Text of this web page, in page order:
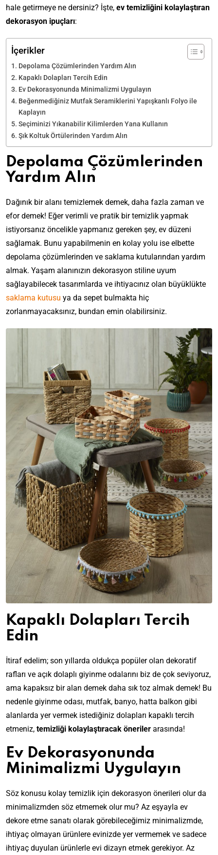
hale getirmeye ne dersiniz? İşte, ev temizliğini kolaylaştıran
dekorasyon ipuçları:
İçerikler
Depolama Çözümlerinden Yardım Alın
Kapaklı Dolapları Tercih Edin
Ev Dekorasyonunda Minimalizmi Uygulayın
Beğenmediğiniz Mutfak Seramiklerini Yapışkanlı Folyo ile
Kaplayın
Seçiminizi Yıkanabilir Kilimlerden Yana Kullanın
Şık Koltuk Örtülerinden Yardım Alın
Depolama Çözümlerinden
Yardım Alın
Dağınık bir alanı temizlemek demek, daha fazla zaman ve
efor demek! Eğer verimli ve pratik bir temizlik yapmak
istiyorsanız öncelikle yapmanız gereken şey, ev düzeni
sağlamak. Bunu yapabilmenin en kolay yolu ise elbette
depolama çözümlerinden ve saklama kutularından yardım
almak. Yaşam alanınızın dekorasyon stiline uyum
sağlayabilecek tasarımlarda ve ihtiyacınız olan büyüklükte
saklama kutusu ya da sepet bulmakta hiç
zorlanmayacaksınız, bundan emin olabilirsiniz.
Kapaklı Dolapları Tercih
Edin
İtiraf edelim; son yıllarda oldukça popüler olan dekoratif
rafları ve açık dolaplı giyinme odalarını biz de çok seviyoruz,
ama kapaksız bir alan demek daha sık toz almak demek! Bu
nedenle giyinme odası, mutfak, banyo, hatta balkon gibi
alanlarda yer vermek istediğiniz dolapları kapaklı tercih
etmeniz, temizliği kolaylaştıracak öneriler arasında!
Ev Dekorasyonunda
Minimalizmi Uygulayın
Söz konusu kolay temizlik için dekorasyon önerileri olur da
minimalizmden söz etmemek olur mu? Az eşyayla ev
dekore etme sanatı olarak görebileceğimiz minimalizmde,
ihtiyaç olmayan ürünlere evinizde yer vermemek ve sadece
ihtiyaç duyulan ürünlerle evi dizayn etmek gerekiyor. Az